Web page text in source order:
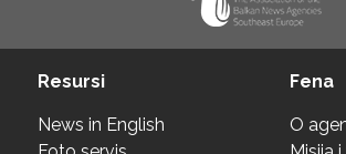
Resursi
News in English
Fena
O